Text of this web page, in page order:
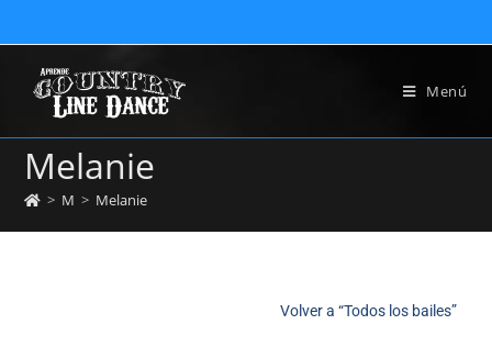
Menú
Melanie
> M > Melanie
Volver a “Todos los bailes”